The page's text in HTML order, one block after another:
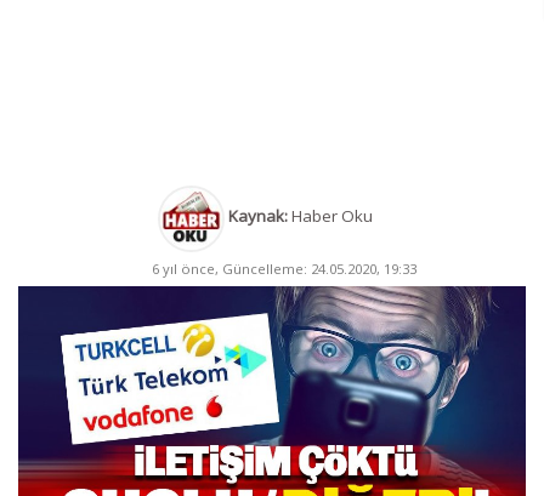
Kaynak:Haber Oku
6 yıl önce, Güncelleme: 24.05.2020, 19:33